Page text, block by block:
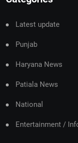
Latest update
Punjab
Haryana News
Patiala News
National
Entertainment /